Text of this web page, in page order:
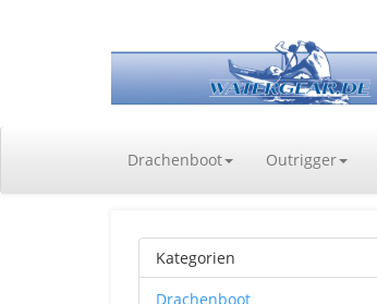
Drachenboot Outrigger
Kategorien
Drachenboot